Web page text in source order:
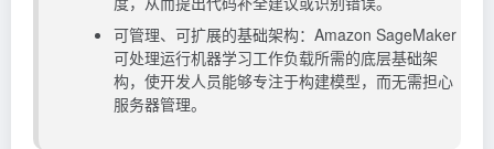
可管理、可扩展的基础架构：Amazon SageMaker
可处理运行机器学习工作负载所需的底层基础架
构，使开发人员能够专注于构建模型，而无需担心
服务器管理。